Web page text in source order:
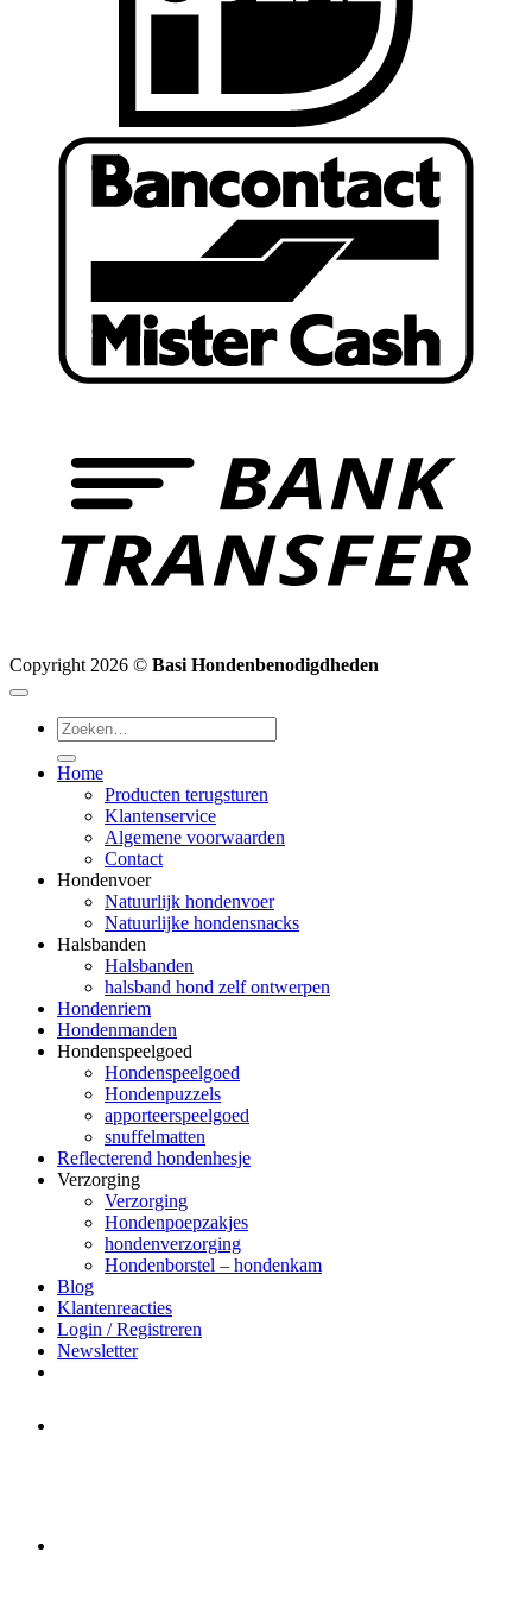
Copyright 2026 © Basi Hondenbenodigdheden
Zoeken
naar:
Home
Producten terugsturen
Klantenservice
Algemene voorwaarden
Contact
Hondenvoer
Natuurlijk hondenvoer
Natuurlijke hondensnacks
Halsbanden
Halsbanden
halsband hond zelf ontwerpen
Hondenriem
Hondenmanden
Hondenspeelgoed
Hondenspeelgoed
Hondenpuzzels
apporteerspeelgoed
snuffelmatten
Reflecterend hondenhesje
Verzorging
Verzorging
Hondenpoepzakjes
hondenverzorging
Hondenborstel – hondenkam
Blog
Klantenreacties
Login / Registreren
Newsletter